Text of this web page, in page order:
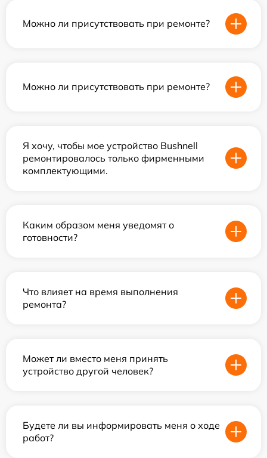
Можно ли присутствовать при ремонте?
Можно ли присутствовать при ремонте?
Я хочу, чтобы мое устройство Bushnell
ремонтировалось только фирменными
комплектующими.
Каким образом меня уведомят о
готовности?
Что влияет на время выполнения
ремонта?
Может ли вместо меня принять
устройство другой человек?
Будете ли вы информировать меня о ходе
работ?